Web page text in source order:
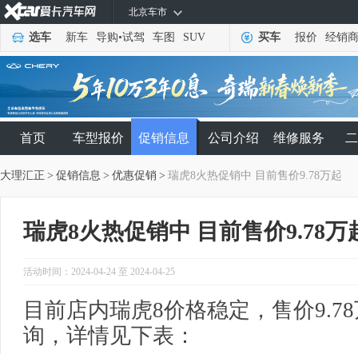
北京车市
选车 新车 导购•试驾 车图 SUV 买车 报价 经销商
首页 车型报价 促销信息 公司介绍 维修服务
大理汇正 > 促销信息 > 优惠促销 > 瑞虎8火热促销中 目前售价9.78万起
瑞虎8火热促销中 目前售价9.78万
活动时间：2024-04-24 至 2024-04-25
目前店内瑞虎8价格稳定，售价
询，详情见下表：